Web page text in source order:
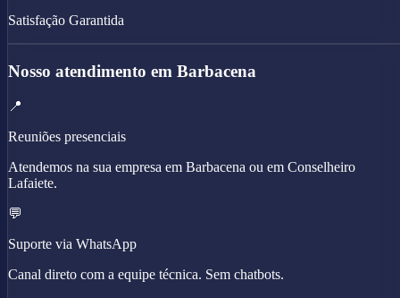
Satisfação Garantida
Nosso atendimento em Barbacena
📍
Reuniões presenciais
Atendemos na sua empresa em Barbacena ou em Conselheiro
Lafaiete.
💬
Suporte via WhatsApp
Canal direto com a equipe técnica. Sem chatbots.